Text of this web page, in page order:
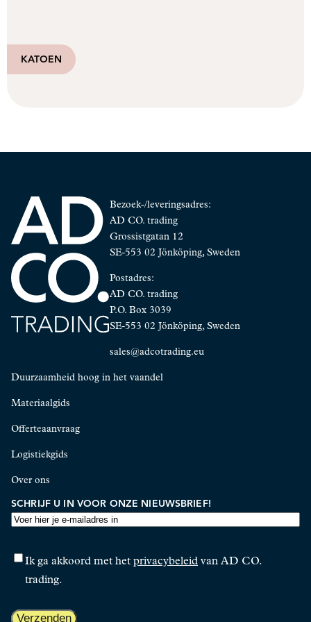
KATOEN
Duurzaamheid hoog in het vaandel
Materiaalgids
Offerteaanvraag
Logistiekgids
Over ons
Bezoek-/leveringsadres:
AD CO. trading
Grossistgatan 12
SE-553 02 Jönköping, Sweden
Postadres:
AD CO. trading
P.O. Box 3039
SE-553 02 Jönköping, Sweden
sales@adcotrading.eu
SCHRIJF U IN VOOR ONZE NIEUWSBRIEF!
E-
MAILADRES
TOESTEMMING
Ik ga akkoord met het privacybeleid van AD CO.
trading.
CAPTCHA
Verzenden